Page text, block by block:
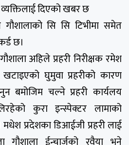
दिएको खबर छ
गौशालाको सि सि टिभीमा समेत
छ।
अहिले प्रहरी निरीक्षक रमेश
खटाइएको घुमुवा प्रहरीको कारण
बमोजिम चल्ने प्रहरी कार्यलय
कुरा इन्स्पेक्टर लामाको
मधेश प्रदेशका डिआईजी प्रहरी लाई